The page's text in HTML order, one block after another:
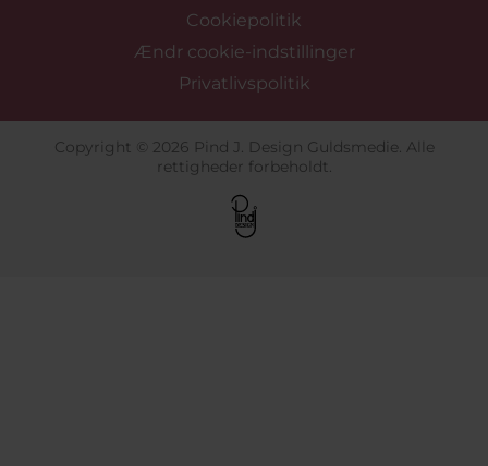
Cookiepolitik
Ændr cookie-indstillinger
Privatlivspolitik
Copyright © 2026 Pind J. Design Guldsmedie. Alle
rettigheder forbeholdt.